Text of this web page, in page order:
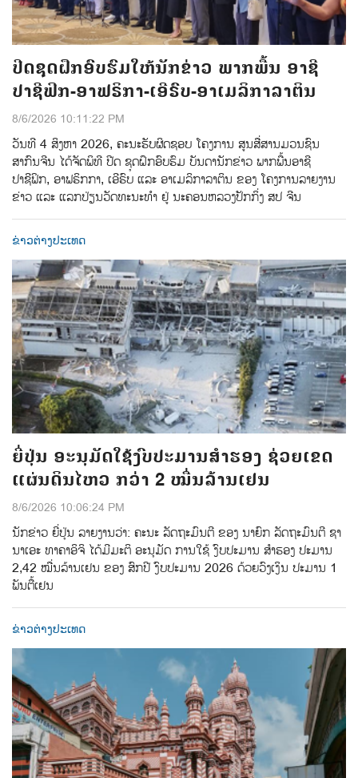
ປີດຊຸດຝຶກອົບຮົມໃຫ້ນັກຂ່າວ ພາກພື້ນ ອາຊີ
ປາຊີຟິກ-ອາຟຣິກາ-ເອີຣົບ-ອາເມລິກາລາຕິນ
8/6/2026 10:11:22 PM
ວັນທີ 4 ສິງຫາ 2026, ຄະນະຮັບຜິດຊອບ ໂຄງການ ສູນສື່ສານມວນຊົນ
ສາກົນຈີນ ໄດ້ຈັດພິທີ ປີດ ຊຸດຝຶກອົບຮົມ ບັນດານັກຂ່າວ ພາກພື້ນອາຊີ
ປາຊີຟິກ, ອາຟຣິກກາ, ເອີຣົບ ແລະ ອາເມລິກາລາຕິນ ຂອງ ໂຄງການລາຍງານ
ຂ່າວ ແລະ ແລກປ່ຽນວັດທະນະທຳ ຢູ່ ນະຄອນຫລວງປັກກິ່ງ ສປ ຈີນ
ຂ່າວຕ່າງປະເທດ
ຍີ່ປຸ່ນ ອະນຸມັດໃຊ້ງົບປະມານສຳຮອງ ຊ່ວຍເຂດ
ແຜ່ນດິນໄຫວ ກວ່າ 2 ໝື່ນລ້ານເຢນ
8/6/2026 10:06:24 PM
ນັກຂ່າວ ຍີ່ປຸ່ນ ລາຍງານວ່າ: ຄະນະ ລັດຖະມົນຕີ ຂອງ ນາຍົກ ລັດຖະມົນຕີ ຊາ
ນາເອະ ທາຄາອິຈິ ໄດ້ມີມະຕິ ອະນຸມັດ ການໃຊ້ ງົບປະມານ ສຳຮອງ ປະມານ
2,42 ໝື່ນລ້ານເຢນ ຂອງ ສົກປີ ງົບປະມານ 2026 ດ້ວຍວົງເງິນ ປະມານ 1
ພັນຕື້ເຢນ
ຂ່າວຕ່າງປະເທດ